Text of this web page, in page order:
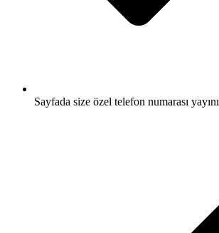
Sayfada size özel telefon numarası yayını